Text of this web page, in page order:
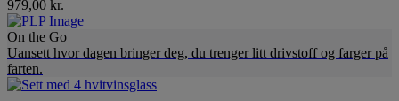
979,00 kr.
On the Go
Uansett hvor dagen bringer deg, du trenger litt drivstoff og farger på
farten.